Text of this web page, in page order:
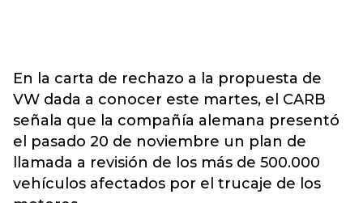
En la carta de rechazo a la propuesta de
VW dada a conocer este martes, el CARB
señala que la compañía alemana presentó
el pasado 20 de noviembre un plan de
llamada a revisión de los más de 500.000
vehículos afectados por el trucaje de los